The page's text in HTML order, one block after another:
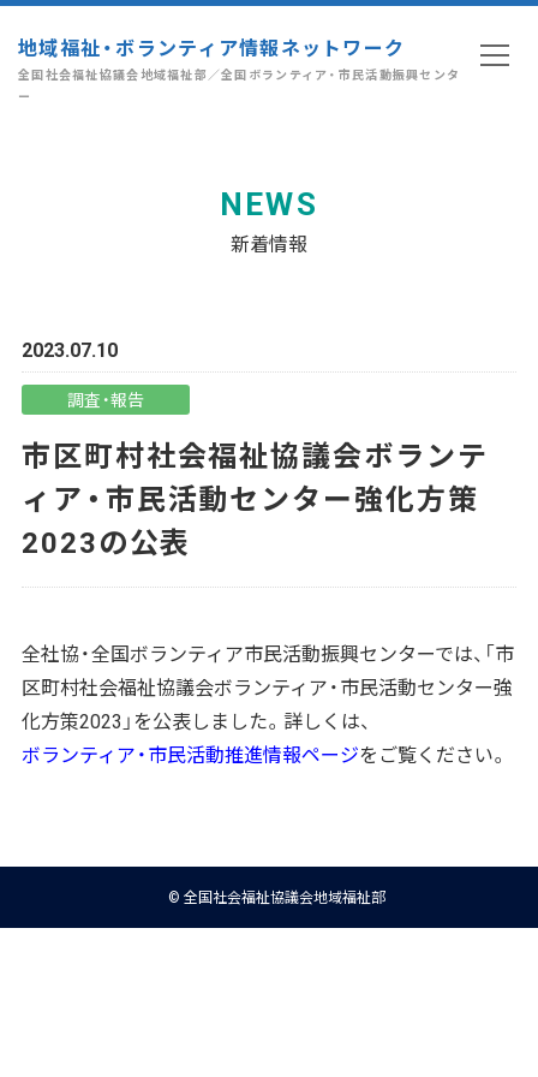
地域福祉・ボランティア情報ネットワーク
全国社会福祉協議会地域福祉部／全国ボランティア・市民活動振興センタ
ー
NEWS
新着情報
2023.07.10
調査・報告
市区町村社会福祉協議会ボランテ
ィア・市民活動センター強化方策
2023の公表
全社協・全国ボランティア市民活動振興センターでは、「市
区町村社会福祉協議会ボランティア・市民活動センター強
化方策2023」を公表しました。詳しくは、
ボランティア・市民活動推進情報ページをご覧ください。
© 全国社会福祉協議会地域福祉部